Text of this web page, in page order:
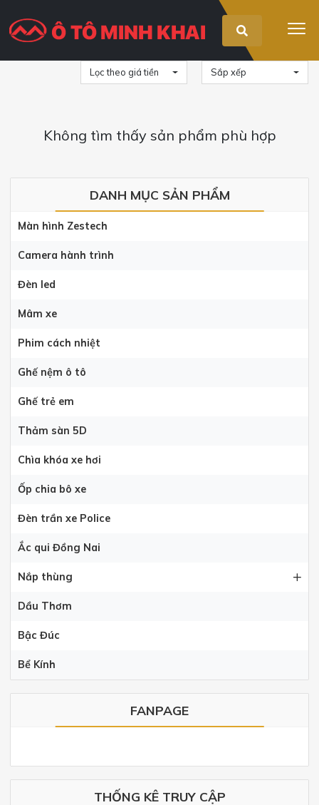
DANH MỤC SẢN PHẨM
Màn hình Zestech
Camera hành trình
Đèn led
Mâm xe
Phim cách nhiệt
Ghế nệm ô tô
Ghế trẻ em
Thảm sàn 5D
Chìa khóa xe hơi
Ốp chia bô xe
Đèn trần xe Police
Ắc qui Đồng Nai
Nắp thùng
Dầu Thơm
Bậc Đúc
Bể Kính
FANPAGE
THỐNG KÊ TRUY CẬP
Lọc theo giá tiền Sắp xếp
Không tìm thấy sản phẩm phù hợp